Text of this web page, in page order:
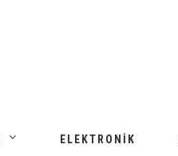
ELEKTRONIK